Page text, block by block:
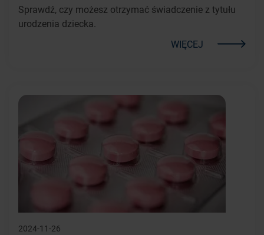
Sprawdź, czy możesz otrzymać świadczenie z tytułu
urodzenia dziecka.
WIĘCEJ
2024-11-26